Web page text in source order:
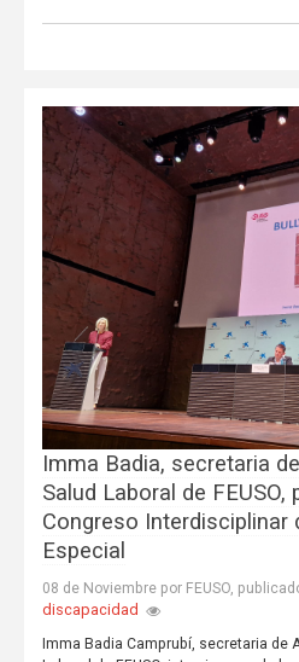
Imma Badia, secretaria
Salud Laboral de FEUSO,
Congreso Interdisciplinar
Especial
08 de Noviembre por FEUSO,
discapacidad
Imma Badia Camprubí, secretaria de